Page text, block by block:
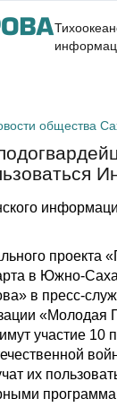
общества
проекта
в Южно-
в пресс-
«Молодая
участие 10
их